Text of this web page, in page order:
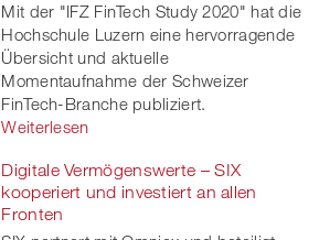
Mit der "IFZ FinTech Study 2020" hat die
Hochschule Luzern eine hervorragende
Übersicht und aktuelle
Momentaufnahme der Schweizer
FinTech-Branche publiziert.
Weiterlesen
Digitale Vermögenswerte – SIX
kooperiert und investiert an allen
Fronten